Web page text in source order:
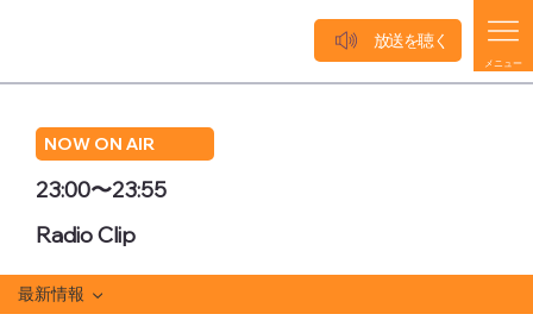
NOW ON AIR
23:00〜23:55
Radio Clip
メニュー
放送を聴く
最新情報